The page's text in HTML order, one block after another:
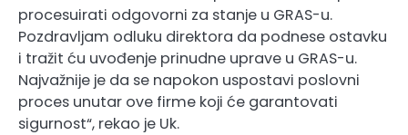
procesuirati odgovorni za stanje u GRAS-u.
Pozdravljam odluku direktora da podnese ostavku
i tražit ću uvođenje prinudne uprave u GRAS-u.
Najvažnije je da se napokon uspostavi poslovni
proces unutar ove firme koji će garantovati
sigurnost“, rekao je Uk.